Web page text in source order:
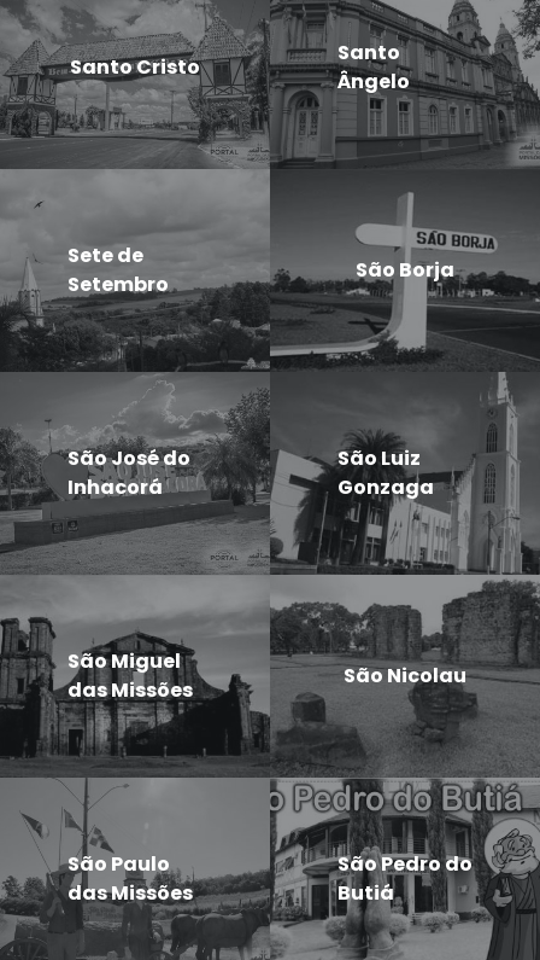
Santo Cristo
Santo
Ângelo
Sete de
Setembro
São Borja
São José do
Inhacorá
São Luiz
Gonzaga
São Miguel
das Missões
São Nicolau
São Paulo
das Missões
São Pedro do
Butiá